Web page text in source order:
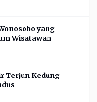
yang
Wisatawan
Terjun Kedung